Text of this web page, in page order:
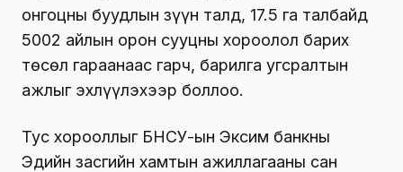
онгоцны буудлын зүүн талд, 17.5 га талбайд
5002 айлын орон сууцны хороолол барих
төсөл гараанаас гарч, барилга угсралтын
ажлыг эхлүүлэхээр боллоо.
Тус хорооллыг БНСУ-ын Эксим банкны
Эдийн засгийн хамтын ажиллагааны сан